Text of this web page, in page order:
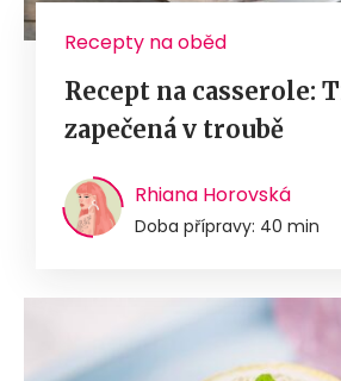
Recepty na oběd
Recept na casserole:
zapečená v troubě
Rhiana Horovská
Doba přípravy: 40 min